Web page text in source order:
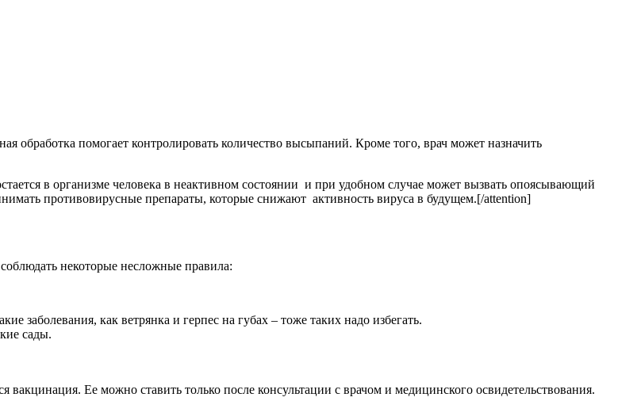
обработка помогает контролировать количество высыпаний. Кроме того, врач может назначить
в организме человека в неактивном состоянии и при удобном случае может вызвать опоясывающий
противовирусные препараты, которые снижают активность вируса в будущем.[/attention]
некоторые несложные правила:
заболевания, как ветрянка и герпес на губах – тоже таких надо избегать.
сады.
Ее можно ставить только после консультации с врачом и медицинского освидетельствования.